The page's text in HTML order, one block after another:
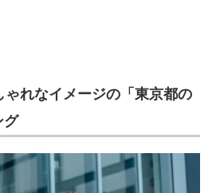
ゃれなイメージの「東京都の
グ